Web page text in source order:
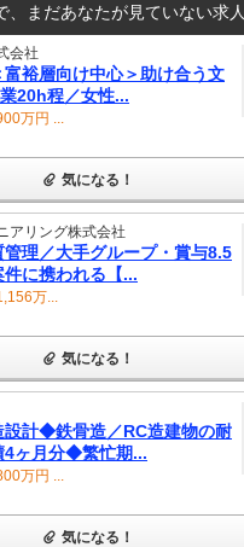
、まだあなたが見ていない求人
会社
富裕層向け中心＞助け合う文
20h程／女性...
万円 ...
気になる！
アリング株式会社
管理／大手グループ・賞与8.5
に携われる【...
万...
気になる！
設計◆鉄骨造／RC造建物の耐
ヶ月分◆繁忙期...
万円 ...
気になる！